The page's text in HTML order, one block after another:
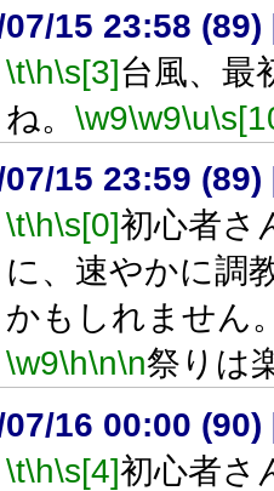
15 23:58 (89)
\t\h\s[3]台風、最
ね。 \w9\w9\u
15 23:59 (89)
\t\h\s[0]初心者さ
に、速やかに調
かもしれません
\w9\h\n\n祭りは
16 00:00 (90)
\t\h\s[4]初心者